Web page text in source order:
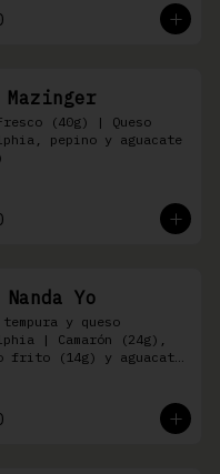
(40g) | Queso
pepino y aguacate
Yo
y queso
| Camarón (24g),
frito (14g) y aguacate